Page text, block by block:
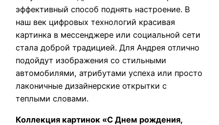
эффективный способ поднять настроение. В
наш век цифровых технологий красивая
картинка в мессенджере или социальной сети
стала доброй традицией. Для Андрея отлично
подойдут изображения со стильными
автомобилями, атрибутами успеха или просто
лаконичные дизайнерские открытки с
теплыми словами.
Коллекция картинок «С Днем рождения,